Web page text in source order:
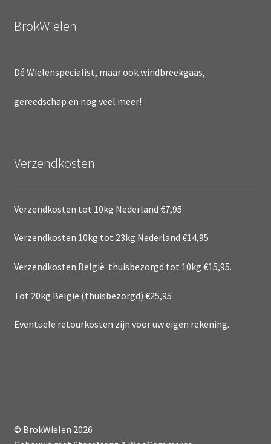
BrokWielen
Dé Wielenspecialist, maar ook windbreekgaas,
gereedschap en nog veel meer!
Verzendkosten
Verzendkosten tot 10kg Nederland €7,95
Verzendkosten 10kg tot 23kg Nederland €14,95
Verzendkosten België thuisbezorgd tot 10kg €15,95.
Tot 20kg België (thuisbezorgd) €25,95
Eventuele retourkosten zijn voor uw eigen rekening.
© BrokWielen 2026